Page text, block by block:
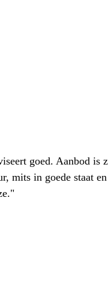
goed. Aanbod
mits in goede staat